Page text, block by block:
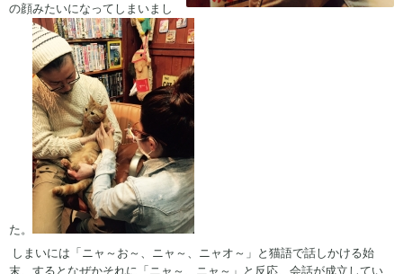
の顔みたいになってしまいまし
た。
しまいには「ニャ～お～、ニャ～、ニャオ～」と猫語で話しかける始
末、するとなぜかそれに「ニャ～、ニャ～」と反応、会話が成立してい